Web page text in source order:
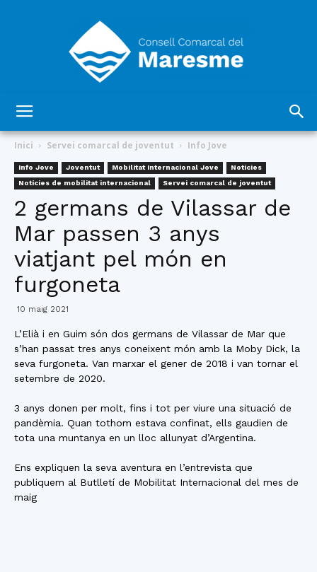
Comarcal
del
Inici Servei comarcal de joventut Info Jove
Info Jove Joventut Mobilitat Internacional Jove
Notícies
Notícies de mobilitat internacional
Servei comarcal de joventut
2 germans de Vilassar de
Mar passen 3 anys
viatjant pel món en
furgoneta
10 maig 2021
L’Elià i en Guim són dos germans de Vilassar de Mar que
s’han passat tres anys coneixent món amb la Moby Dick, la
seva furgoneta. Van marxar el gener de 2018 i van tornar el
setembre de 2020.
3 anys donen per molt, fins i tot per viure una situació de
pandèmia. Quan tothom estava confinat, ells gaudien de
tota una muntanya en un lloc allunyat d’Argentina.
Ens expliquen la seva aventura en l’entrevista que
publiquem al Butlletí de Mobilitat Internacional del mes de
maig